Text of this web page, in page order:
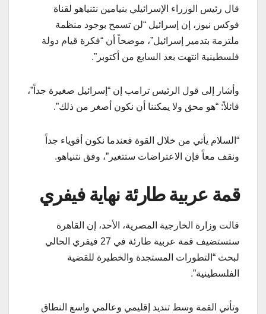
قال رئيس الوزراء الإسرائيلي بنيامين نتنياهو لقناة
فوكس نيوز، إن إسرائيل “لن تسمح بوجود منظمة
ملتزمة بتدمير إسرائيل”، موضحاً أن “فكرة قيام دولة
فلسطينية انتهت بعد السابع من أكتوبر”.
وأشار إلى قول الرئيس ترامب إن “إسرائيل صغيرة جداً”،
قائلاً: “هو محق ولا يمكننا أن نكون أصغر من ذلك”.
“السلام يأتي من خلال القوة فعندما نكون أقوياء جداً
ونقف معاً فإن الاعتراضات ستتغير”، وفق نتنياهو.
قمة عربية طارئة نهاية فيفري
قالت وزارة الخارجية المصرية، الأحد، إن القاهرة
ستستضيف قمة عربية طارئة في 27 فيفري الحالي
لبحث “التطورات المستجدة والخطيرة للقضية
الفلسطينية”.
وتأتي القمة وسط تنديد إقليمي وعالمي واسع النطاق